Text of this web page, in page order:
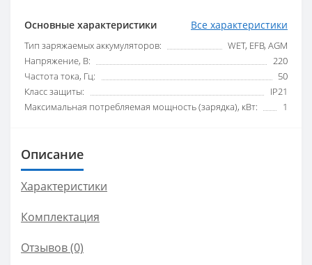
Основные характеристики Все характеристики
Тип заряжаемых аккумуляторов:
WET, EFB, AGM
Напряжение, В:
220
Частота тока, Гц:
50
Класс защиты:
IP21
Максимальная потребляемая мощность (зарядка), кВт:
1
Описание
Характеристики
Комплектация
Отзывов (0)